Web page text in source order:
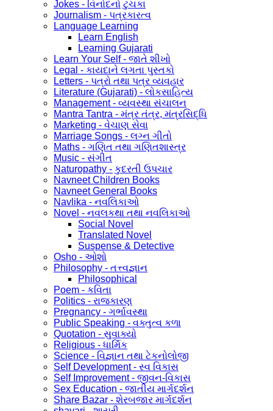
Jokes - વિનોદનો ટુચકા
Journalism - પત્રકારત્વ
Language Learning
Learn English
Learning Gujarati
Learn Your Self - જાતે શીખો
Legal - કાયદાને લગતા પુસ્તકો
Letters - પત્રો તથા પત્ર વ્યવહાર
Literature (Gujarati) - લોકસાહિત્ય
Management - વ્યવસ્થા સંચાલન
Mantra Tantra - મંત્ર તંત્ર, મંત્રસિદ્ધિ
Marketing - વેચાણ સેવા
Marriage Songs - લગ્ન ગીતો
Maths - ગણિત તથા ગણિતશાસ્ત્ર
Music - સંગીત
Naturopathy - કુદરતી ઉપચાર
Navneet Children Books
Navneet General Books
Navlika - નવલિકાઓ
Novel - નવલકથા તથા નવલિકાઓ
Social Novel
Translated Novel
Suspense & Detective
Osho - ઓશો
Philosophy - તત્ત્વજ્ઞાન
Philosophical
Poem - કવિતા
Politics - રાજકારણ
Pregnancy - ગર્ભાવસ્થા
Public Speaking - વક્તુત્વ કળા
Quotation - સુવાક્યો
Religious - ધાર્મિક
Science - વિજ્ઞાન તથા ટેકનોલોજી
Self Development - સ્વ વિકાસ
Self Improvement - જીવન-વિકાસ
Sex Education - જાતીય માર્ગદર્શન
Share Bazar - શેરબજાર માર્ગદર્શન